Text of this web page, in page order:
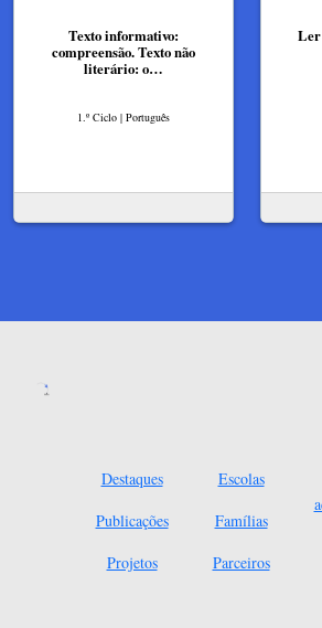
Texto informativo:
compreensão. Texto não
literário: o…
1.º Ciclo | Português
Ler
Destaques
Publicações
Projetos
Escolas
Famílias
Parceiros